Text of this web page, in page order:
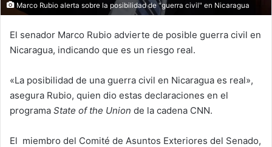
Marco Rubio alerta sobre la posibilidad de "guerra civil" en Nicaragua
El senador Marco Rubio advierte de posible guerra civil en
Nicaragua, indicando que es un riesgo real.
«La posibilidad de una guerra civil en Nicaragua es real»,
asegura Rubio, quien dio estas declaraciones en el
programa State of the Union de la cadena CNN.
El miembro del Comité de Asuntos Exteriores del Senado,